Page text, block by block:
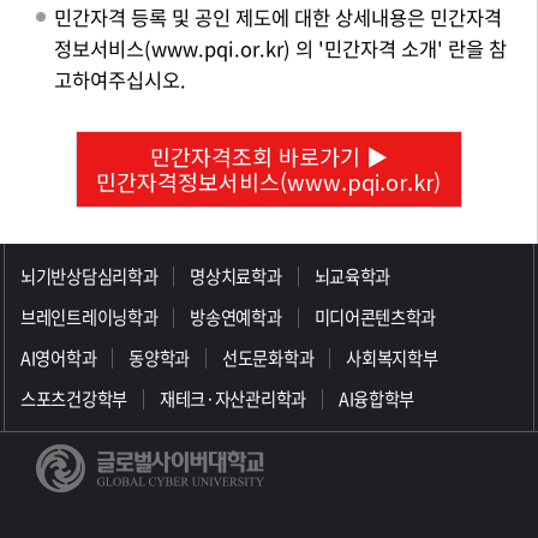
민간자격 등록 및 공인 제도에 대한 상세내용은 민간자격
정보서비스(www.pqi.or.kr) 의 '민간자격 소개' 란을 참
고하여주십시오.
민간자격조회 바로가기 ▶
민간자격정보서비스(www.pqi.or.kr)
뇌기반상담심리학과 명상치료학과
뇌교육학과
브레인트레이닝학과
방송연예학과
미디어콘텐츠학과
AI영어학과
동양학과 선도문화학과
사회복지학부
스포츠건강학부
재테크·자산관리학과 AI융합학부